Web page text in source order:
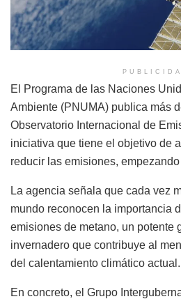
El Programa de las Naciones
Ambiente (PNUMA) publica más
Observatorio Internacional de
iniciativa que tiene el objetivo de
reducir las emisiones,
La agencia señala que cada vez
mundo reconocen la importancia
emisiones de metano, un potente
invernadero que contribuye al
del calentamiento climático actual.
En concreto, el Grupo